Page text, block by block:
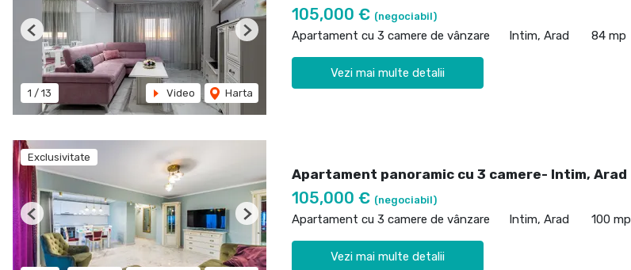
1 / 13 Video Harta
Previous Next
105,000 € (negociabil)
Apartament cu 3 camere de vânzare Intim, Arad 84 mp
Vezi mai multe detalii
Exclusivitate
Previous Next
Apartament panoramic cu 3 camere- Intim, Arad
105,000 € (negociabil)
Apartament cu 3 camere de vânzare Intim, Arad 100 mp
Vezi mai multe detalii